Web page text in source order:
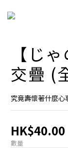
【じ
交疊 (
究竟壽懷著什麼心
HK$40.00
數量